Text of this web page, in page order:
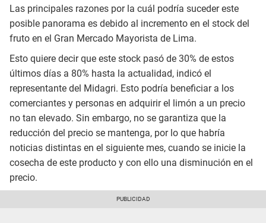
Las principales razones por la cuál podría suceder este
posible panorama es debido al incremento en el stock del
fruto en el Gran Mercado Mayorista de Lima.
Esto quiere decir que este stock pasó de 30% de estos
últimos días a 80% hasta la actualidad, indicó el
representante del Midagri. Esto podría beneficiar a los
comerciantes y personas en adquirir el limón a un precio
no tan elevado. Sin embargo, no se garantiza que la
reducción del precio se mantenga, por lo que habría
noticias distintas en el siguiente mes, cuando se inicie la
cosecha de este producto y con ello una disminución en el
precio.